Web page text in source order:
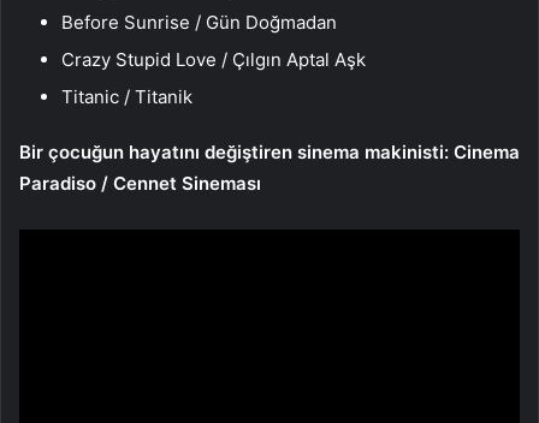
Before Sunrise / Gün Doğmadan
Crazy Stupid Love / Çılgın Aptal Aşk
Titanic / Titanik
Bir çocuğun hayatını değiştiren sinema makinisti: Cinema
Paradiso / Cennet Sineması